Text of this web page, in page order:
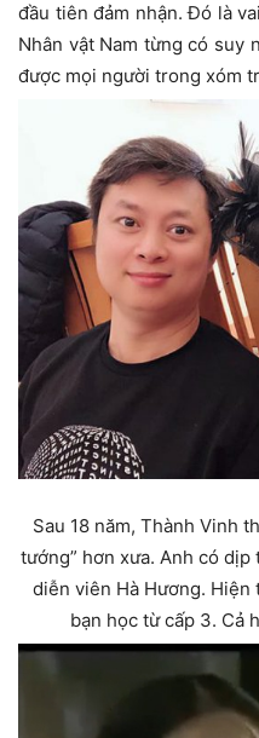
đầu tiên đảm nhận. Đó là
Nhân vật Nam từng có suy
được mọi người trong xóm
Sau 18 năm, Thành Vinh
tướng” hơn xưa. Anh có
diễn viên Hà Hương.
bạn học từ cấp 3. Cả